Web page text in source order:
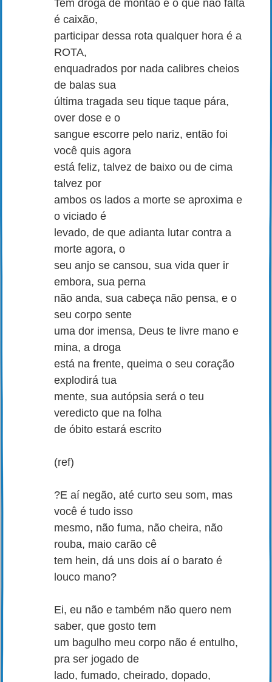
Tem droga de montão e o que não falta
é caixão,
participar dessa rota qualquer hora é a
ROTA,
enquadrados por nada calibres cheios
de balas sua
última tragada seu tique taque pára,
over dose e o
sangue escorre pelo nariz, então foi
você quis agora
está feliz, talvez de baixo ou de cima
talvez por
ambos os lados a morte se aproxima e
o viciado é
levado, de que adianta lutar contra a
morte agora, o
seu anjo se cansou, sua vida quer ir
embora, sua perna
não anda, sua cabeça não pensa, e o
seu corpo sente
uma dor imensa, Deus te livre mano e
mina, a droga
está na frente, queima o seu coração
explodirá tua
mente, sua autópsia será o teu
veredicto que na folha
de óbito estará escrito
(ref)
?E aí negão, até curto seu som, mas
você é tudo isso
mesmo, não fuma, não cheira, não
rouba, maio carão cê
tem hein, dá uns dois aí o barato é
louco mano?
Ei, eu não e também não quero nem
saber, que gosto tem
um bagulho meu corpo não é entulho,
pra ser jogado de
lado, fumado, cheirado, dopado,